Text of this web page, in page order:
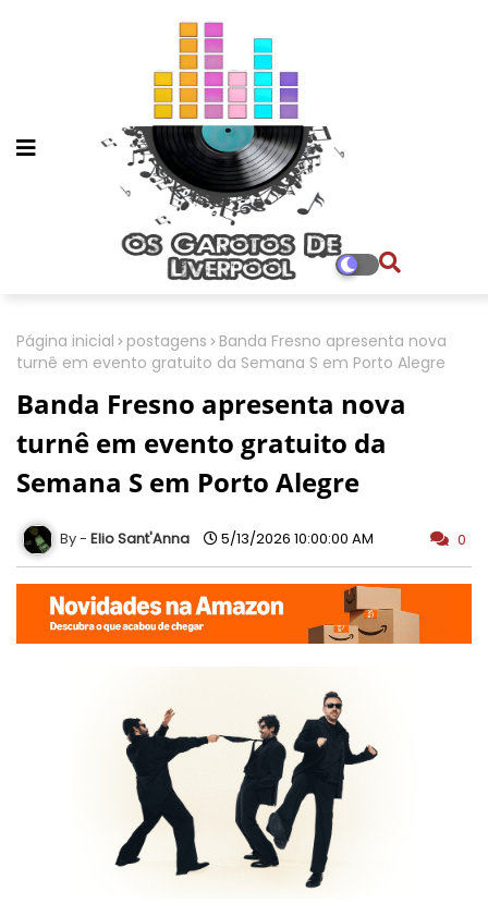
Página inicial postagens
Banda Fresno apresenta nova
turnê em evento gratuito da Semana S em Porto Alegre
Banda Fresno apresenta nova
turnê em evento gratuito da
Semana S em Porto Alegre
Elio Sant'Anna 5/13/2026 10:00:00 AM 0